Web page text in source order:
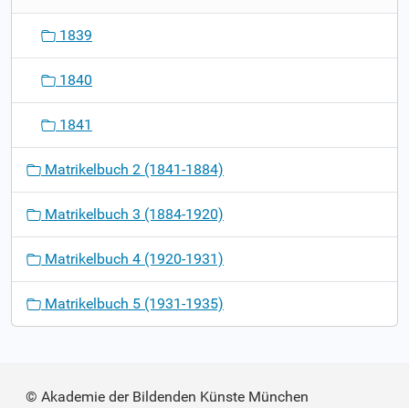
1839
1840
1841
Matrikelbuch 2 (1841-1884)
Matrikelbuch 3 (1884-1920)
Matrikelbuch 4 (1920-1931)
Matrikelbuch 5 (1931-1935)
© Akademie der Bildenden Künste München